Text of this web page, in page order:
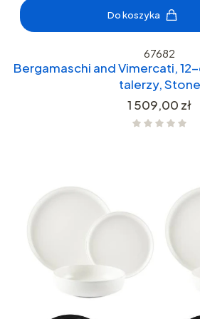
Do koszyka
67682
Bergamaschi and Vimercati,
talerzy, Stone
Cena
1 509,00 zł